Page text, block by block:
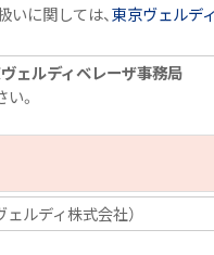
に関しては、東京ヴェルデ
ェルディベレーザ事務局
。
ルディ株式会社）